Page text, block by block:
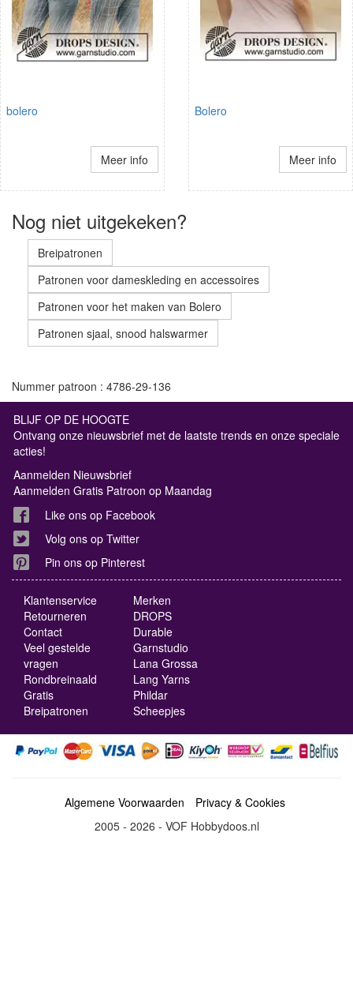
bolero
Meer info
Bolero
Meer info
Nog niet uitgekeken?
Breipatronen
Patronen voor dameskleding en accessoires
Patronen voor het maken van Bolero
Patronen sjaal, snood halswarmer
Nummer patroon : 4786-29-136
BLIJF OP DE HOOGTE
Ontvang onze nieuwsbrief met de laatste trends en onze speciale
acties!
Aanmelden Nieuwsbrief
Aanmelden Gratis Patroon op Maandag
Like ons op Facebook
Volg ons op Twitter
Pin ons op Pinterest
Klantenservice
Retourneren
Contact
Veel gestelde
vragen
Rondbreinaald
Gratis
Breipatronen
Merken
DROPS
Durable
Garnstudio
Lana Grossa
Lang Yarns
Phildar
Scheepjes
Algemene Voorwaarden
Privacy & Cookies
2005 - 2026 - VOF Hobbydoos.nl